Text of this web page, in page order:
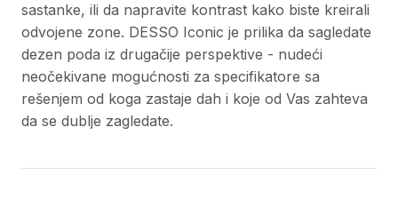
sastanke, ili da napravite kontrast kako biste kreirali
odvojene zone. DESSO Iconic je prilika da sagledate
dezen poda iz drugačije perspektive - nudeći
neočekivane mogućnosti za specifikatore sa
rešenjem od koga zastaje dah i koje od Vas zahteva
da se dublje zagledate.